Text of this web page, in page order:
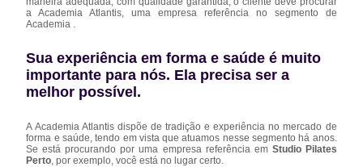
a Academia Atlantis, uma empresa referência no segmento de
Academia .
Sua experiência em forma e saúde é muito
importante para nós. Ela precisa ser a
melhor possível.
A Academia Atlantis dispõe de tradição e experiência no mercado de
forma e saúde, tendo em vista que atuamos nesse segmento há anos.
Se está procurando por uma empresa referência em Studio Pilates
Perto , por exemplo, você está no lugar certo.